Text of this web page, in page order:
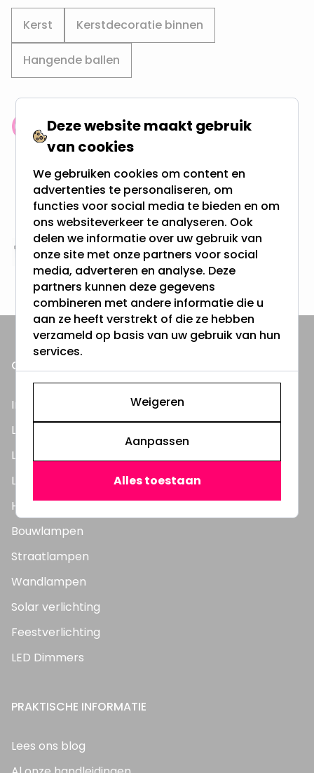
Kerst Kerstdecoratie binnen
Hangende ballen
Klantenbeoordeling: 9.4/10
meer dan 100.000 klanten gingen u voor
Gratis verzending + snel geleverd
Vanaf EUR100,- naar NL & BE
& 100 dagen recht op retour
Altijd uit eigen voorraad
3000m2 - 60.000+ Producten
ONZE PRODUCTEN
Inbouwspots
LED Lampen
LED TL Buizen
LED Panelen
Highbay's / Ufo's
Bouwlampen
Straatlampen
Wandlampen
Solar verlichting
Feestverlichting
LED Dimmers
PRAKTISCHE INFORMATIE
Lees ons blog
Deze website maakt gebruik
van cookies
We gebruiken cookies om content en
advertenties te personaliseren, om
functies voor social media te bieden en om
ons websiteverkeer te analyseren. Ook
delen we informatie over uw gebruik van
onze site met onze partners voor social
media, adverteren en analyse. Deze
partners kunnen deze gegevens
combineren met andere informatie die u
aan ze heeft verstrekt of die ze hebben
verzameld op basis van uw gebruik van hun
services.
Weigeren
Aanpassen
Alles toestaan